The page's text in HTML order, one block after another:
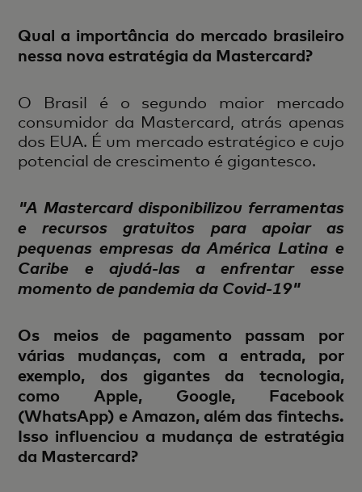
Qual a importância do mercado brasileiro
nessa nova estratégia da Mastercard?
O Brasil é o segundo maior mercado
consumidor da Mastercard, atrás apenas
dos EUA. É um mercado estratégico e cujo
potencial de crescimento é gigantesco.
"A Mastercard disponibilizou ferramentas
e recursos gratuitos para apoiar as
pequenas empresas da América Latina e
Caribe e ajudá-las a enfrentar esse
momento de pandemia da Covid-19"
Os meios de pagamento passam por
várias mudanças, com a entrada, por
exemplo, dos gigantes da tecnologia,
como Apple, Google, Facebook
(WhatsApp) e Amazon, além das fintechs.
Isso influenciou a mudança de estratégia
da Mastercard?